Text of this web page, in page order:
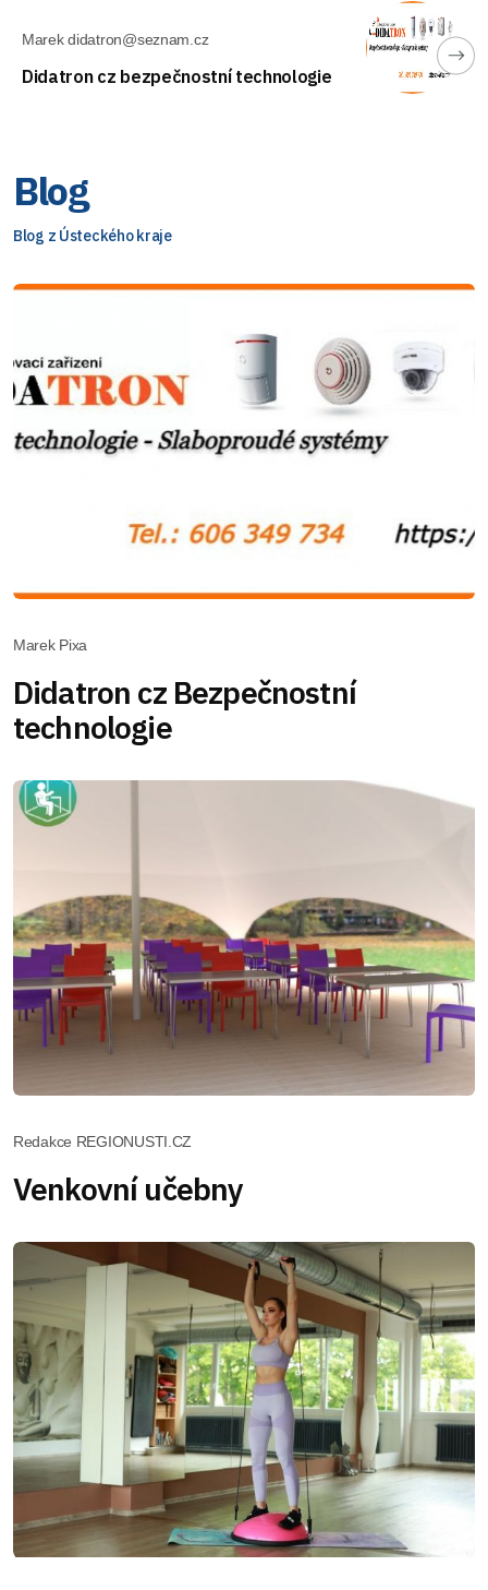
Marek didatron@seznam.cz
Didatron cz bezpečnostní technologie
Blog
Blog z Ústeckého kraje
Marek Pixa
Didatron cz Bezpečnostní
technologie
Redakce REGIONUSTI.CZ
Venkovní učebny